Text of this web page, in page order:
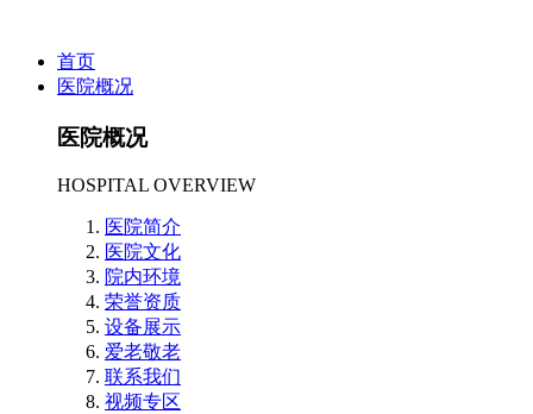
首页
医院概况
医院概况
HOSPITAL OVERVIEW
医院简介
医院文化
院内环境
荣誉资质
设备展示
爱老敬老
联系我们
视频专区